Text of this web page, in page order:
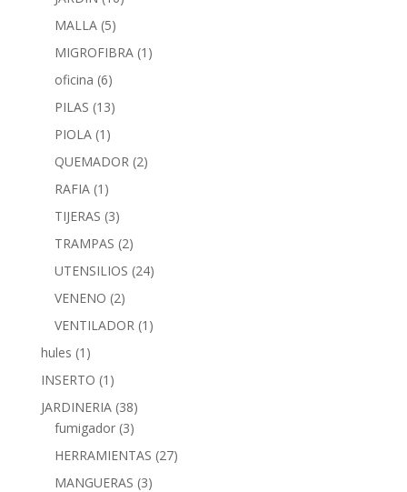
MALLA (5)
MIGROFIBRA (1)
oficina (6)
PILAS (13)
PIOLA (1)
QUEMADOR (2)
RAFIA (1)
TIJERAS (3)
TRAMPAS (2)
UTENSILIOS (24)
VENENO (2)
VENTILADOR (1)
hules (1)
INSERTO (1)
JARDINERIA (38)
fumigador (3)
HERRAMIENTAS (27)
MANGUERAS (3)